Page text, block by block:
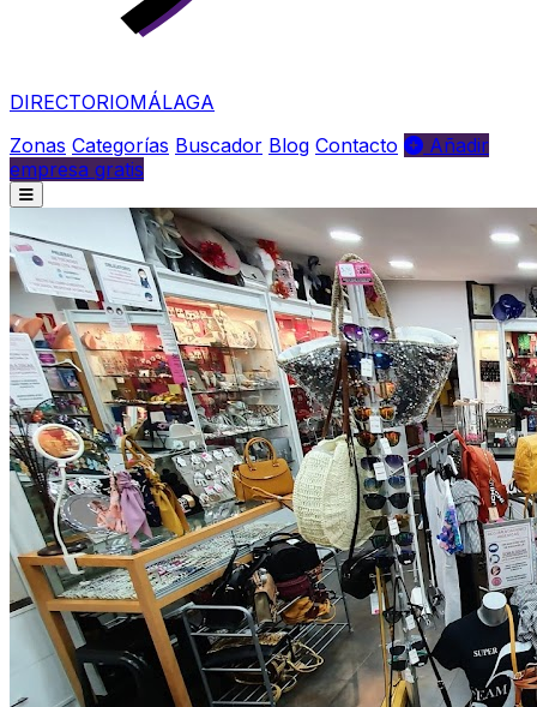
DIRECTORIOMÁLAGA
Zonas Categorías Buscador Blog Contacto
Añadir
empresa gratis